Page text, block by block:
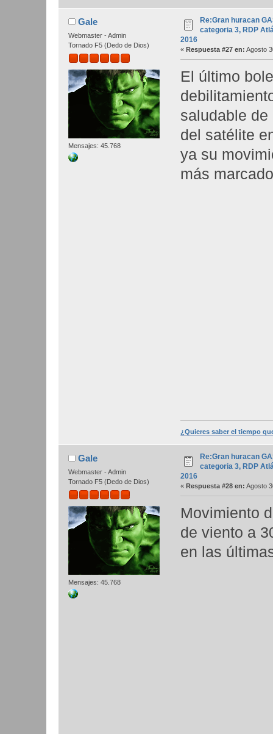
Gale
Webmaster - Admin
Tornado F5 (Dedo de Dios)
Mensajes: 45.768
Re:Gran huracan
categoria 3, RDP
2016
« Respuesta #27 en: Agosto
El último
saludable
del satélite
ya su
más
¿Quieres saber el tiempo
Gale
Webmaster - Admin
Tornado F5 (Dedo de Dios)
Mensajes: 45.768
Re:Gran huracan
categoria 3, RDP
2016
« Respuesta #28 en: Agosto
Movimiento
de viento a
en las